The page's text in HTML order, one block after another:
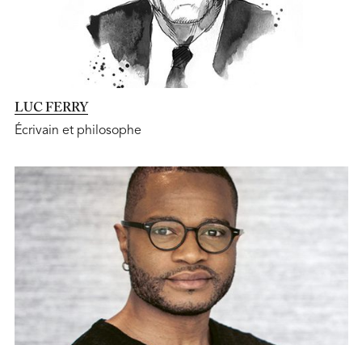
LUC FERRY
Écrivain et philosophe